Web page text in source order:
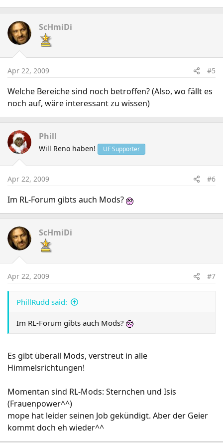
ScHmiDi
Apr 22, 2009 #5
Welche Bereiche sind noch betroffen? (Also, wo fällt es
noch auf, wäre interessant zu wissen)
Phill
Will Reno haben! UF Supporter
Apr 22, 2009 #6
Im RL-Forum gibts auch Mods?
ScHmiDi
Apr 22, 2009 #7
PhillRudd said:
Im RL-Forum gibts auch Mods?
Es gibt überall Mods, verstreut in alle
Himmelsrichtungen!
Momentan sind RL-Mods: Sternchen und Isis
(Frauenpower^^)
mope hat leider seinen Job gekündigt. Aber der Geier
kommt doch eh wieder^^